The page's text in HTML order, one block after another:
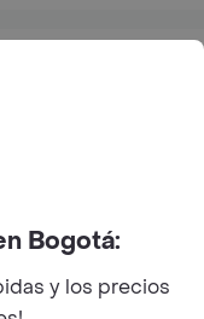
de Rappi fueron
Corral - Desayunos
de 4.5 sobre
es uno
4.5 de rating
Bogotá:
y los precios